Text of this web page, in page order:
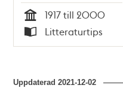
Tid
1917 till 2000
Typ
Litteraturtips
Uppdaterad2021-12-02